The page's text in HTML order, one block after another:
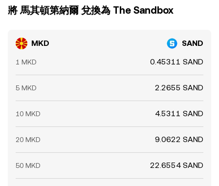
將 馬其頓第納爾 兌換為 The Sandbox
MKD SAND
1 MKD 0.45311 SAND
5 MKD 2.2655 SAND
10 MKD 4.5311 SAND
20 MKD 9.0622 SAND
50 MKD 22.6554 SAND